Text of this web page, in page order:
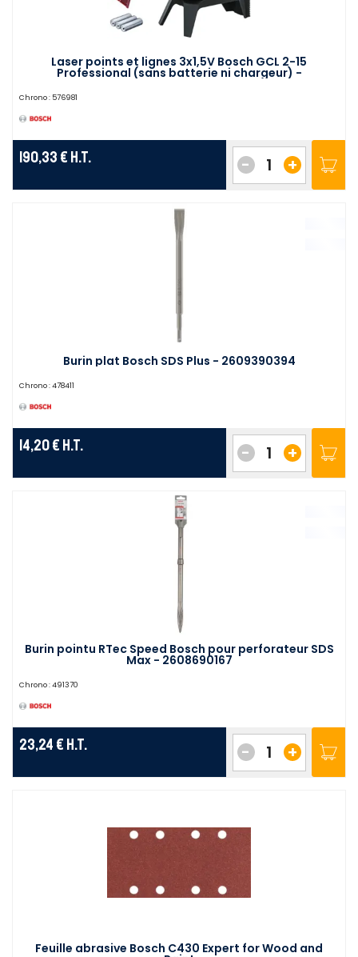
Laser points et lignes 3x1,5V Bosch GCL 2-15
Professional (sans batterie ni chargeur) -
Chrono : 576981
190,33 € H.T. +
-
Burin plat Bosch SDS Plus - 2609390394
Chrono : 478411
14,20 € H.T. +
-
Burin pointu RTec Speed Bosch pour perforateur SDS
Max - 2608690167
Chrono : 491370
23,24 € H.T. +
-
Feuille abrasive Bosch C430 Expert for Wood and